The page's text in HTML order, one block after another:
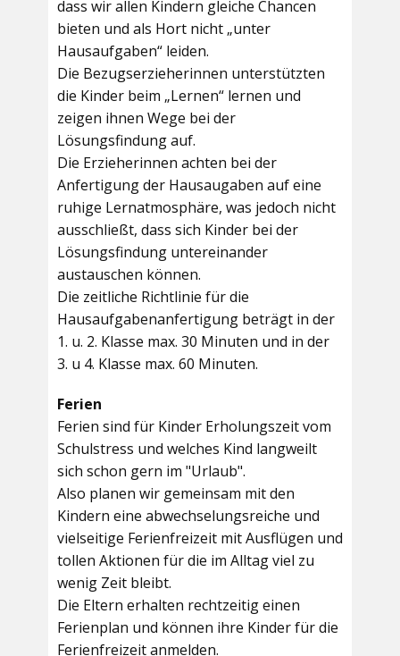
dass wir allen Kindern gleiche Chancen
bieten und als Hort nicht „unter
Hausaufgaben“ leiden.
Die Bezugserzieherinnen unterstützten
die Kinder beim „Lernen“ lernen und
zeigen ihnen Wege bei der
Lösungsfindung auf.
Die Erzieherinnen achten bei der
Anfertigung der Hausaugaben auf eine
ruhige Lernatmosphäre, was jedoch nicht
ausschließt, dass sich Kinder bei der
Lösungsfindung untereinander
austauschen können.
Die zeitliche Richtlinie für die
Hausaufgabenanfertigung beträgt in der
1. u. 2. Klasse max. 30 Minuten und in der
3. u 4. Klasse max. 60 Minuten.
Ferien
Ferien sind für Kinder Erholungszeit vom
Schulstress und welches Kind langweilt
sich schon gern im "Urlaub".
Also planen wir gemeinsam mit den
Kindern eine abwechselungsreiche und
vielseitige Ferienfreizeit mit Ausflügen und
tollen Aktionen für die im Alltag viel zu
wenig Zeit bleibt.
Die Eltern erhalten rechtzeitig einen
Ferienplan und können ihre Kinder für die
Ferienfreizeit anmelden.